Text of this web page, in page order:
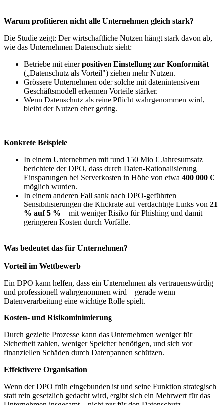
Warum profitieren nicht alle Unternehmen gleich stark?
Die Studie zeigt: Der wirtschaftliche Nutzen hängt stark davon ab,
wie das Unternehmen Datenschutz sieht:
Betriebe mit einerpositiven Einstellung zur Konformität
(„Datenschutz als Vorteil") ziehen mehr Nutzen.
Grössere Unternehmen oder solche mit datenintensivem
Geschäftsmodell erkennen Vorteile stärker.
Wenn Datenschutz als reine Pflicht wahrgenommen wird,
bleibt der Nutzen eher gering.
Konkrete Beispiele
In einem Unternehmen mit rund 150 Mio € Jahresumsatz
berichtete der DPO, dass durch Daten-Rationalisierung
Einsparungen bei Serverkosten in Höhe von etwa 400 000 €
möglich wurden.
In einem anderen Fall sank nach DPO-geführten
Sensibilisierungen die Klickrate auf verdächtige Links von 21
% auf 5 % – mit weniger Risiko für Phishing und damit
geringeren Kosten durch Vorfälle.
Was bedeutet das für Unternehmen?
Vorteil im Wettbewerb
Ein DPO kann helfen, dass ein Unternehmen als vertrauenswürdig
und professionell wahrgenommen wird – gerade wenn
Datenverarbeitung eine wichtige Rolle spielt.
Kosten- und Risikominimierung
Durch gezielte Prozesse kann das Unternehmen weniger für
Sicherheit zahlen, weniger Speicher benötigen, und sich vor
finanziellen Schäden durch Datenpannen schützen.
Effektivere Organisation
Wenn der DPO früh eingebunden ist und seine Funktion strategisch
statt rein gesetzlich gedacht wird, ergibt sich ein Mehrwert für das